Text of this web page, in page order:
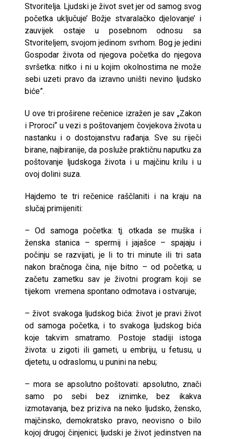
Stvoritelja. Ljudski je život svet jer od samog svog
početka uključuje’ Božje stvaralačko djelovanje’ i
zauvijek ostaje u posebnom odnosu sa
Stvoriteljem, svojom jedinom svrhom. Bog je jedini
Gospodar života od njegova početka do njegova
svršetka: nitko i ni u kojim okolnostima ne može
sebi uzeti pravo da izravno uništi nevino ljudsko
biće”.
U ove tri proširene rečenice izražen je sav „Zakon
i Proroci“ u vezi s poštovanjem čovjekova života u
nastanku i o dostojanstvu rađanja. Sve su riječi
birane, najbiranije, da posluže praktičnu naputku za
poštovanje ljudskoga života i u majčinu krilu i u
ovoj dolini suza.
Hajdemo te tri rečenice raščlaniti i na kraju na
slučaj primijeniti:
– Od samoga početka: tj. otkada se muška i
ženska stanica – spermij i jajašce – spajaju i
počinju se razvijati, je li to tri minute ili tri sata
nakon bračnoga čina, nije bitno – od početka; u
začetu zametku sav je životni program koji se
tijekom vremena spontano odmotava i ostvaruje;
– život svakoga ljudskog bića: život je pravi život
od samoga početka, i to svakoga ljudskog bića
koje takvim smatramo. Postoje stadiji istoga
života: u zigoti ili gameti, u embriju, u fetusu, u
djetetu, u odraslomu, u punini na nebu;
– mora se apsolutno poštovati: apsolutno, znači
samo po sebi bez iznimke, bez ikakva
izmotavanja, bez priziva na neko ljudsko, žensko,
majčinsko, demokratsko pravo, neovisno o bilo
kojoj drugoj činjenici; ljudski je život jedinstven na